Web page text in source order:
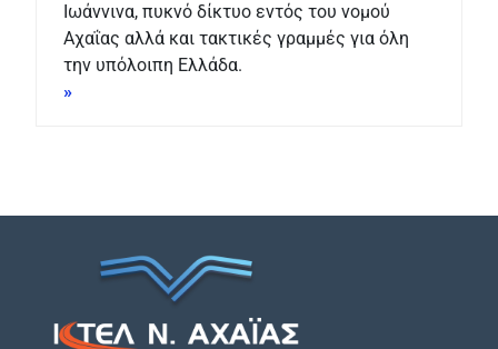
Ιωάννινα, πυκνό δίκτυο εντός του νομού
Αχαΐας αλλά και τακτικές γραμμές για όλη
την υπόλοιπη Ελλάδα.
»